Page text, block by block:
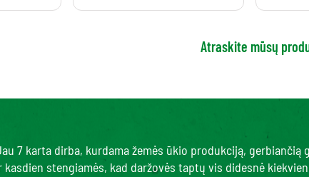
Atraskite mūsų
7 karta dirba, kurdama žemės ūkio produkciją,
stengiamės, kad daržovės taptų vis didesnė